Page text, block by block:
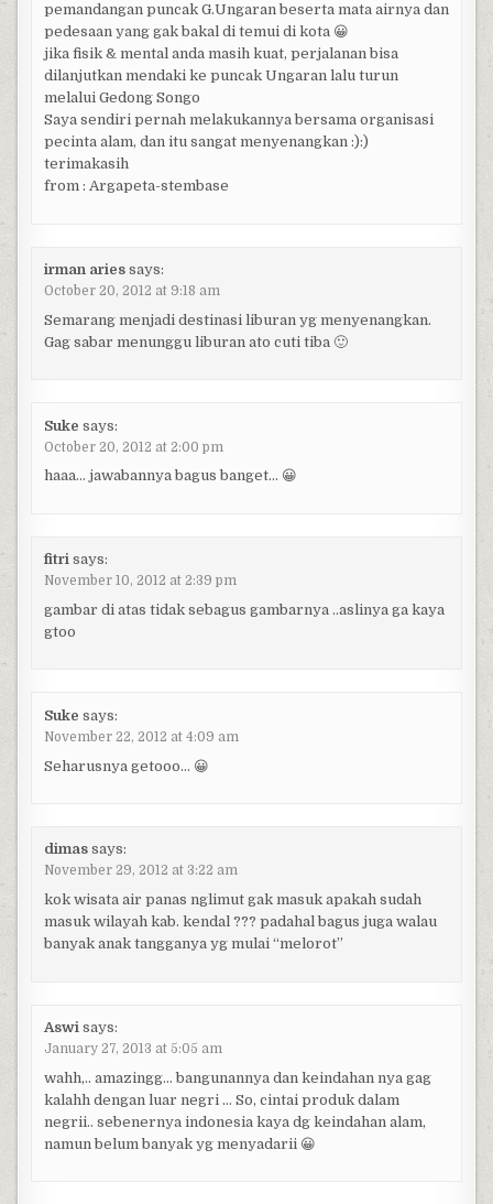
pemandangan puncak G.Ungaran beserta mata airnya dan
pedesaan yang gak bakal di temui di kota 😀
jika fisik & mental anda masih kuat, perjalanan bisa
dilanjutkan mendaki ke puncak Ungaran lalu turun
melalui Gedong Songo
Saya sendiri pernah melakukannya bersama organisasi
pecinta alam, dan itu sangat menyenangkan :):)
terimakasih
from : Argapeta-stembase
irman aries says:
October 20, 2012 at 9:18 am
Semarang menjadi destinasi liburan yg menyenangkan.
Gag sabar menunggu liburan ato cuti tiba 🙂
Suke says:
October 20, 2012 at 2:00 pm
haaa… jawabannya bagus banget… 😀
fitri says:
November 10, 2012 at 2:39 pm
gambar di atas tidak sebagus gambarnya ..aslinya ga kaya
gtoo
Suke says:
November 22, 2012 at 4:09 am
Seharusnya getooo… 😀
dimas says:
November 29, 2012 at 3:22 am
kok wisata air panas nglimut gak masuk apakah sudah
masuk wilayah kab. kendal ??? padahal bagus juga walau
banyak anak tangganya yg mulai “melorot”
Aswi says:
January 27, 2013 at 5:05 am
wahh,.. amazingg… bangunannya dan keindahan nya gag
kalahh dengan luar negri … So, cintai produk dalam
negrii.. sebenernya indonesia kaya dg keindahan alam,
namun belum banyak yg menyadarii 😀